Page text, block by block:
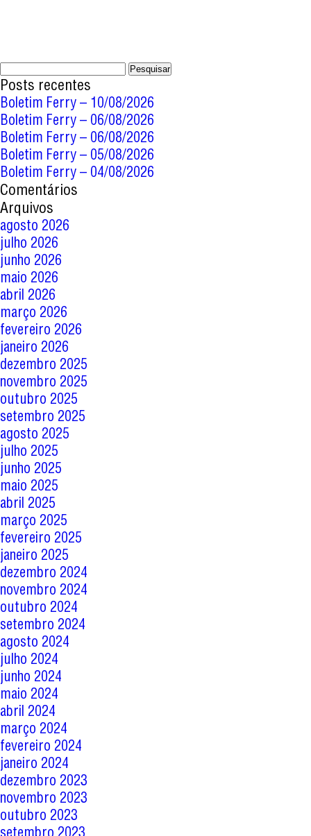
Pesquisar
por:
Posts recentes
Boletim Ferry – 10/08/2026
Boletim Ferry – 06/08/2026
Boletim Ferry – 06/08/2026
Boletim Ferry – 05/08/2026
Boletim Ferry – 04/08/2026
Comentários
Arquivos
agosto 2026
julho 2026
junho 2026
maio 2026
abril 2026
março 2026
fevereiro 2026
janeiro 2026
dezembro 2025
novembro 2025
outubro 2025
setembro 2025
agosto 2025
julho 2025
junho 2025
maio 2025
abril 2025
março 2025
fevereiro 2025
janeiro 2025
dezembro 2024
novembro 2024
outubro 2024
setembro 2024
agosto 2024
julho 2024
junho 2024
maio 2024
abril 2024
março 2024
fevereiro 2024
janeiro 2024
dezembro 2023
novembro 2023
outubro 2023
setembro 2023